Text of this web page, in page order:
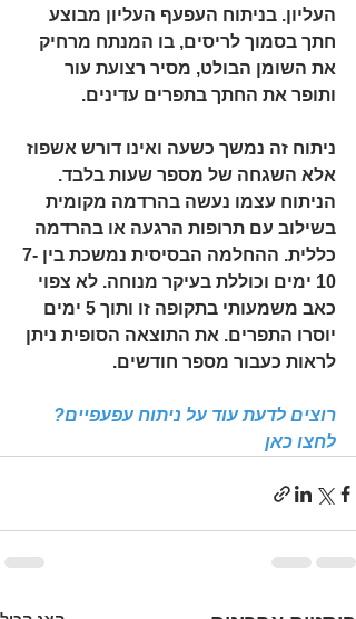
העליון. בניתוח העפעף העליון מבוצע
חתך בסמוך לריסים, בו המנתח מרחיק
את השומן הבולט, מסיר רצועת עור
ותופר את החתך בתפרים עדינים.
ניתוח זה נמשך כשעה ואינו דורש אשפוז
אלא השגחה של מספר שעות בלבד.
הניתוח עצמו נעשה בהרדמה מקומית
בשילוב עם תרופות הרגעה או בהרדמה
כללית. ההחלמה הבסיסית נמשכת בין 7-
10 ימים וכוללת בעיקר מנוחה. לא צפוי
כאב משמעותי בתקופה זו ותוך 5 ימים
יוסרו התפרים. את התוצאה הסופית ניתן
לראות כעבור מספר חודשים.
רוצים לדעת עוד על ניתוח עפעפיים?
לחצו כאן